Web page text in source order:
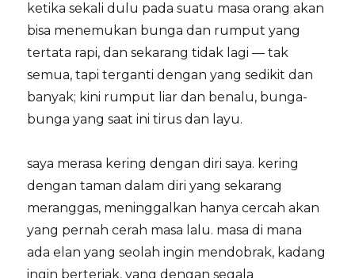
ketika sekali dulu pada suatu masa orang akan
bisa menemukan bunga dan rumput yang
tertata rapi, dan sekarang tidak lagi — tak
semua, tapi terganti dengan yang sedikit dan
banyak; kini rumput liar dan benalu, bunga-
bunga yang saat ini tirus dan layu.
saya merasa kering dengan diri saya. kering
dengan taman dalam diri yang sekarang
meranggas, meninggalkan hanya cercah akan
yang pernah cerah masa lalu. masa di mana
ada elan yang seolah ingin mendobrak, kadang
ingin berteriak, yang dengan segala